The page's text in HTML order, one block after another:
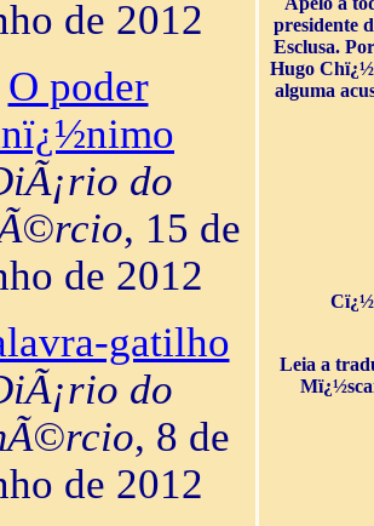
de 2012
O poder
do
, 15 de
de 2012
gatilho
do
, 8 de
de 2012
presidente
Esclusa.
Hugo
alguma
Leia a